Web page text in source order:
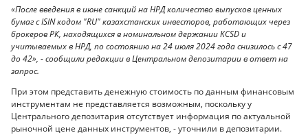
«После введения в июне санкций на НРД количество выпусков ценных
бумаг с ISIN кодом "RU" казахстанских инвесторов, работающих через
брокеров РК, находящихся в номинальном держании KCSD и
учитываемых в НРД, по состоянию на 24 июля 2024 года снизилось с 47
до 42», - сообщили редакции в Центральном депозитарии в ответ на
запрос.
При этом представить денежную стоимость по данным финансовым
инструментам не представляется возможным, поскольку у
Центрального депозитария отсутствует информация по актуальной
рыночной цене данных инструментов, - уточнили в депозитарии.